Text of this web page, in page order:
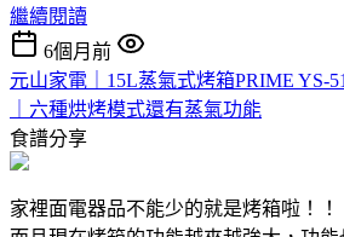
繼續閱讀
6個月前
元山家電｜15L蒸氣式烤箱PRIME YS-
｜六種烘烤模式還有蒸氣功能
食譜分享
家裡面電器品不能少的就是烤箱啦！！